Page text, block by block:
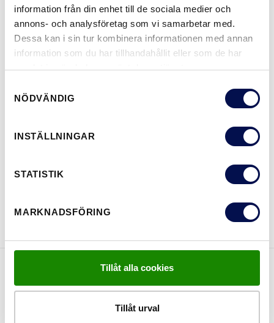
information från din enhet till de sociala medier och
annons- och analysföretag som vi samarbetar med.
Dessa kan i sin tur kombinera informationen med annan
information som du har tillhandahållit eller som de har
samlat in när du har använt deras tjänster.
NÖDVÄNDIG
INSTÄLLNINGAR
STATISTIK
MARKNADSFÖRING
Tillåt alla cookies
Tillåt urval
MER
LADDA NER BROSCHYR KONTAKTA OSS
EGENSKAPER